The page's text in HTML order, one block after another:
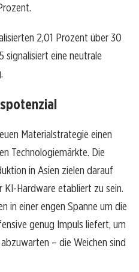
2,01 Prozent über 30
signalisiert eine neutrale
Materialstrategie einen
Technologiemärkte. Die
in Asien zielen darauf
Hardware etabliert zu sein.
in einer engen Spanne um die
genug Impuls liefert, um
– die Weichen sind